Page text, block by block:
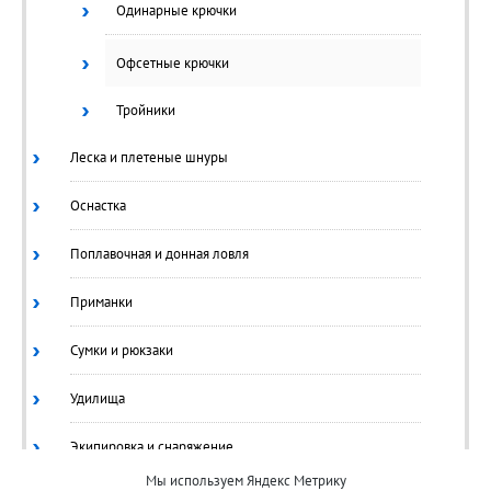
Одинарные крючки
Офсетные крючки
Тройники
Леска и плетеные шнуры
Оснастка
Поплавочная и донная ловля
Приманки
Сумки и рюкзаки
Удилища
Экипировка и снаряжение
Мы используем Яндекс Метрику